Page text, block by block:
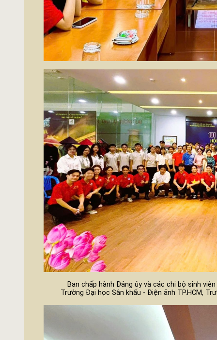
Ban chấp hành Đảng ủy và các chi bộ sinh
Trường Đại học Sân khấu - Điện ảnh TP.HCM,